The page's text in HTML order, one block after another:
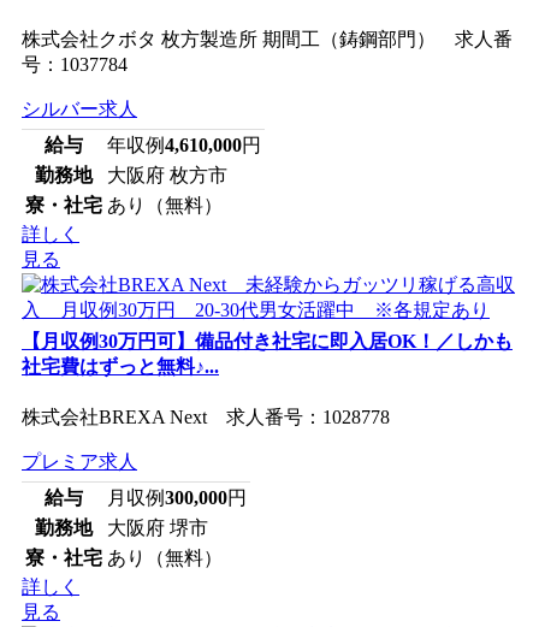
株式会社クボタ 枚方製造所 期間工（鋳鋼部門） 求人番
号：1037784
シルバー求人
給与
年収例4,610,000円
勤務地
大阪府 枚方市
寮・社宅 あり（無料）
詳しく
見る
【月収例30万円可】備品付き社宅に即入居OK！／しかも
社宅費はずっと無料♪...
株式会社BREXA Next 求人番号：1028778
プレミア求人
給与
月収例300,000円
勤務地
大阪府 堺市
寮・社宅 あり（無料）
詳しく
見る